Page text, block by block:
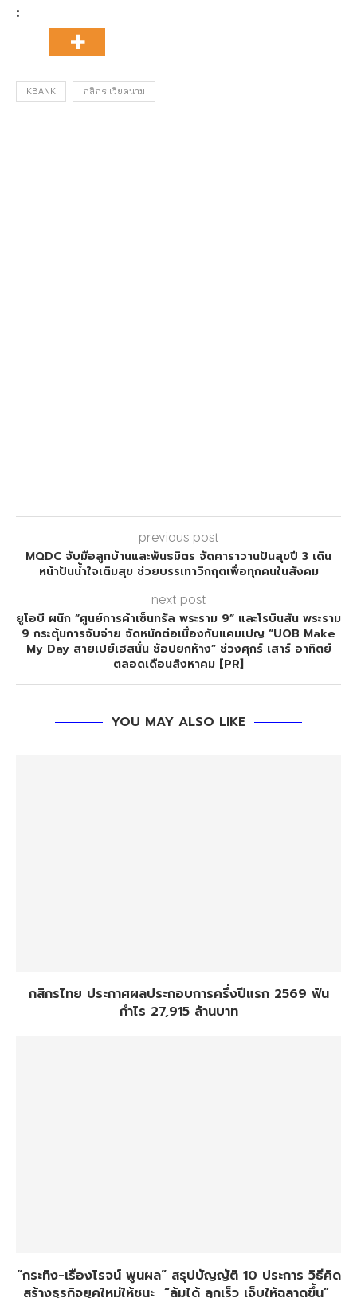
:
KBANK กสิกร เวียดนาม
previous post
MQDC จับมือลูกบ้านและพันธมิตร จัดคาราวานปันสุขปี 3 เดิน
หน้าปันน้ำใจเติมสุข ช่วยบรรเทาวิกฤตเพื่อทุกคนในสังคม
next post
ยูโอบี ผนึก “ศูนย์การค้าเซ็นทรัล พระราม 9” และโรบินสัน พระราม
9 กระตุ้นการจับจ่าย จัดหนักต่อเนื่องกับแคมเปญ “UOB Make
My Day สายเปย์เฮสนั่น ช้อปยกห้าง” ช่วงศุกร์ เสาร์ อาทิตย์
ตลอดเดือนสิงหาคม [PR]
YOU MAY ALSO LIKE
กสิกรไทย ประกาศผลประกอบการครึ่งปีแรก 2569 ฟัน
กำไร 27,915 ล้านบาท
“กระทิง-เรืองโรจน์ พูนผล” สรุปบัญญัติ 10 ประการ วิธีคิด
สร้างธุรกิจยุคใหม่ให้ชนะ “ล้มได้ ลุกเร็ว เจ็บให้ฉลาดขึ้น”